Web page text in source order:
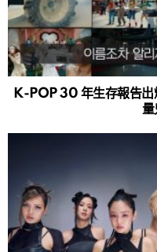
K-POP 30 年生存報告出
量